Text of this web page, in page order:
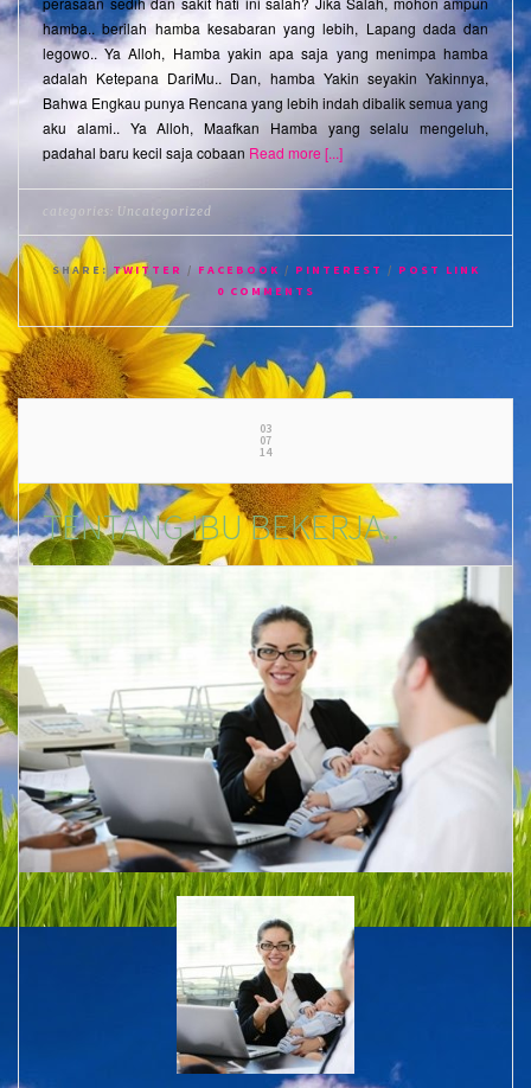
hamba.. berilah hamba kesabaran yang lebih, Lapang dada dan
legowo.. Ya Alloh, Hamba yakin apa saja yang menimpa hamba
adalah Ketepana DariMu.. Dan, hamba Yakin seyakin Yakinnya,
Bahwa Engkau punya Rencana yang lebih indah dibalik semua yang
aku alami.. Ya Alloh, Maafkan Hamba yang selalu mengeluh,
padahal baru kecil saja cobaan Read more [...]
categories: Uncategorized
SHARE:TWITTER / FACEBOOK / PINTEREST / POST LINK
0 COMMENTS
03
07
14
TENTANG IBU BEKERJA..